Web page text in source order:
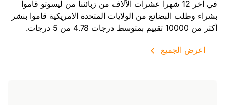
في آخر 12 شهراً عشرات الآلاف من زبائننا من ليسوتو قاموا
بشراء وطلب البضائع من الولايات المتحدة الامريكية قاموا بنشر
أكثر من 10000 تقييم بمتوسط درجات 4.78 من 5 درجات.
اعرض الجميع